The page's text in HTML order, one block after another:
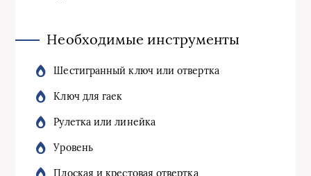
Необходимые инструменты
Шестигранный ключ или отвертка
Ключ для гаек
Рулетка или линейка
Уровень
Плоская и крестовая отвертка